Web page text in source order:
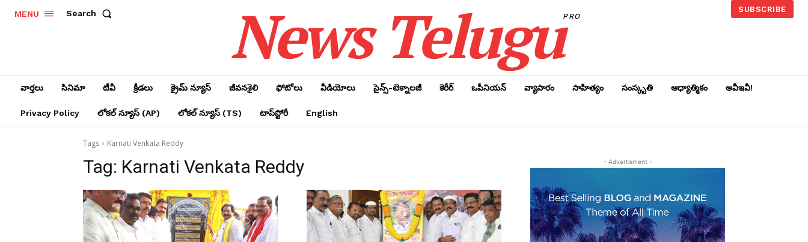
MENU Search News TeluguPRO
SUBSCRIBE
వార్తలు సినిమా టీవీ క్రీడలు క్రైమ్ న్యూస్‌ జీవనశైలి ఫోటోలు వీడియోలు సైన్స్‌-టెక్నాలజీ కెరీర్‌ ఒపీనియన్‌ వ్యాపారం సాహిత్యం సంస్కృతి ఆధ్యాత్మికం అవీఇవీ!
Privacy Policy లోక‌ల్ న్యూస్‌ (AP) లోక‌ల్ న్యూస్‌ (TS) టాప్‌స్టోరీ English
Tags Karnati Venkata Reddy
Tag: Karnati Venkata Reddy - Advertisment -